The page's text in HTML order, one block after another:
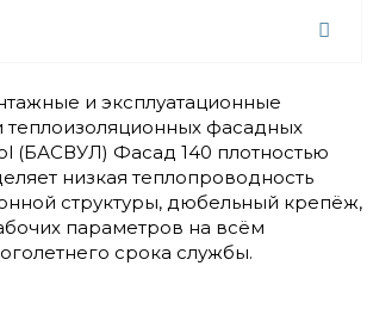
и эксплуатационные
теплоизоляционных фасадных
(БАСВУЛ) Фасад 140 плотностью
низкая теплопроводность
структуры, дюбельный крепёж,
параметров на всём
срока службы.